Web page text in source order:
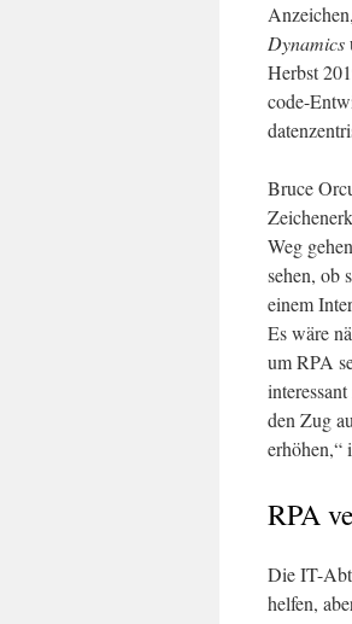
Dynamics
Herbst
code-
Bruce
Weg
sehen, ob
einem
Es wäre
um RPA
den Zug
erhöhen,“
RPA
Die IT-
helfen,